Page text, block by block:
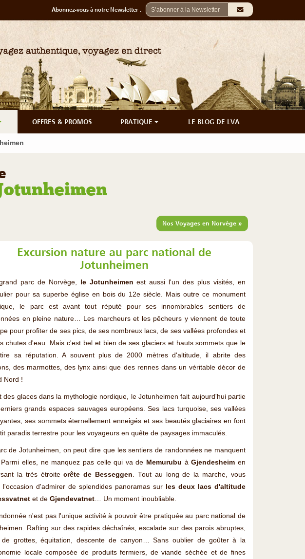
Abonnez-vous à notre Newsletter :
OFFRES & PROMOS PRATIQUE LE BLOG DE LVA
Nos Voyages en Norvège »
Excursion nature au parc national de
Jotunheimen
parc de Norvège, le Jotunheimen est aussi l'un des plus visités, en
pour sa superbe église en bois du 12e siècle. Mais outre ce monument
le parc est avant tout réputé pour ses innombrables sentiers de
en pleine nature… Les marcheurs et les pêcheurs y viennent de toute
pour profiter de ses pics, de ses nombreux lacs, de ses vallées profondes et
chutes d'eau. Mais c'est bel et bien de ses glaciers et hauts sommets que le
sa réputation. A souvent plus de 2000 mètres d'altitude, il abrite des
des marmottes, des lynx ainsi que des rennes dans un véritable décor de
Nord !
des glaces dans la mythologie nordique, le Jotunheimen fait aujourd'hui partie
grands espaces sauvages européens. Ses lacs turquoise, ses vallées
ses sommets éternellement enneigés et ses beautés glaciaires en font
paradis terrestre pour les voyageurs en quête de paysages immaculés.
de Jotunheimen, on peut dire que les sentiers de randonnées ne manquent
elles, ne manquez pas celle qui va de Memurubu àGjendesheim en
la très étroitecrête de Besseggen. Tout au long de la marche, vous
l'occasion d'admirer de splendides panoramas sur
les deux lacs d'altitude
et de Gjendevatnet… Un moment inoubliable.
n'est pas l'unique activité à pouvoir être pratiquée au parc national de
Rafting sur des rapides déchaînés, escalade sur des parois abruptes,
de grottes, équitation, descente de canyon… Sans oublier de goûter à la
locale composée de produits fermiers, de viande séchée et de fines